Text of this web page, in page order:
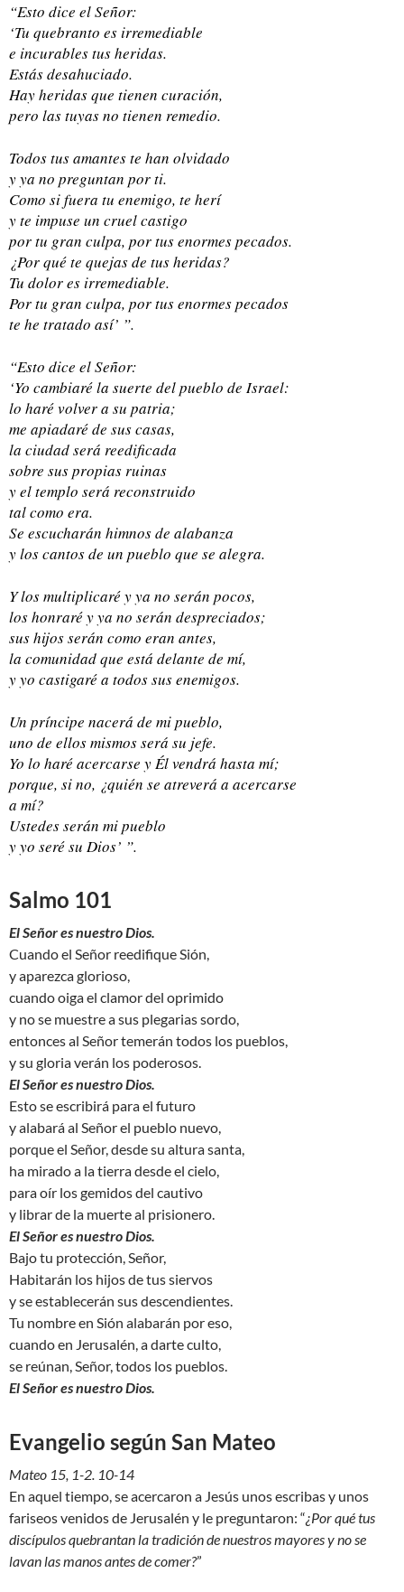
“Esto dice el Señor:
‘Tu quebranto es irremediable
e incurables tus heridas.
Estás desahuciado.
Hay heridas que tienen curación,
pero las tuyas no tienen remedio.
Todos tus amantes te han olvidado
y ya no preguntan por ti.
Como si fuera tu enemigo, te herí
y te impuse un cruel castigo
por tu gran culpa, por tus enormes pecados.
¿Por qué te quejas de tus heridas?
Tu dolor es irremediable.
Por tu gran culpa, por tus enormes pecados
te he tratado así’ ”.
“Esto dice el Señor:
‘Yo cambiaré la suerte del pueblo de Israel:
lo haré volver a su patria;
me apiadaré de sus casas,
la ciudad será reedificada
sobre sus propias ruinas
y el templo será reconstruido
tal como era.
Se escucharán himnos de alabanza
y los cantos de un pueblo que se alegra.
Y los multiplicaré y ya no serán pocos,
los honraré y ya no serán despreciados;
sus hijos serán como eran antes,
la comunidad que está delante de mí,
y yo castigaré a todos sus enemigos.
Un príncipe nacerá de mi pueblo,
uno de ellos mismos será su jefe.
Yo lo haré acercarse y Él vendrá hasta mí;
porque, si no, ¿quién se atreverá a acercarse
a mí?
Ustedes serán mi pueblo
y yo seré su Dios’ ”.
Salmo 101
El Señor es nuestro Dios.
Cuando el Señor reedifique Sión,
y aparezca glorioso,
cuando oiga el clamor del oprimido
y no se muestre a sus plegarias sordo,
entonces al Señor temerán todos los pueblos,
y su gloria verán los poderosos.
El Señor es nuestro Dios.
Esto se escribirá para el futuro
y alabará al Señor el pueblo nuevo,
porque el Señor, desde su altura santa,
ha mirado a la tierra desde el cielo,
para oír los gemidos del cautivo
y librar de la muerte al prisionero.
El Señor es nuestro Dios.
Bajo tu protección, Señor,
Habitarán los hijos de tus siervos
y se establecerán sus descendientes.
Tu nombre en Sión alabarán por eso,
cuando en Jerusalén, a darte culto,
se reúnan, Señor, todos los pueblos.
El Señor es nuestro Dios.
Evangelio según San Mateo
Mateo 15, 1-2. 10-14
En aquel tiempo, se acercaron a Jesús unos escribas y unos
fariseos venidos de Jerusalén y le preguntaron: “¿Por qué tus
discípulos quebrantan la tradición de nuestros mayores y no se
lavan las manos antes de comer?”